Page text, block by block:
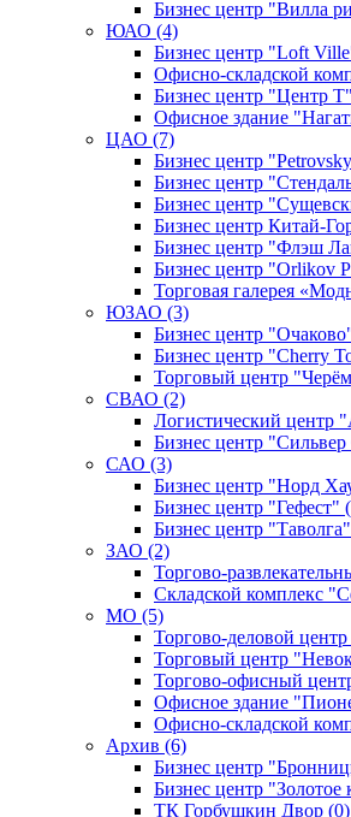
Бизнес центр "Вилла
ЮАО (4)
Бизнес центр "Loft
Офисно-складской
Бизнес центр "Центр
Офисное здание
ЦАО (7)
Бизнес центр
Бизнес центр
Бизнес центр
Бизнес центр Китай-
Бизнес центр "Флэш
Бизнес центр "Orlikov
Торговая галерея
ЮЗАО (3)
Бизнес центр
Бизнес центр "Cherry
Торговый центр
СВАО (2)
Логистический центр
Бизнес центр
САО (3)
Бизнес центр "Норд
Бизнес центр "Гефест"
Бизнес центр
ЗАО (2)
Торгово-
Складской комплекс
MO (5)
Торгово-деловой
Торговый центр
Торгово-офисный
Офисное здание
Офисно-складской
Архив (6)
Бизнес центр
Бизнес центр "Золотое
ТК Горбушкин Двор (0)